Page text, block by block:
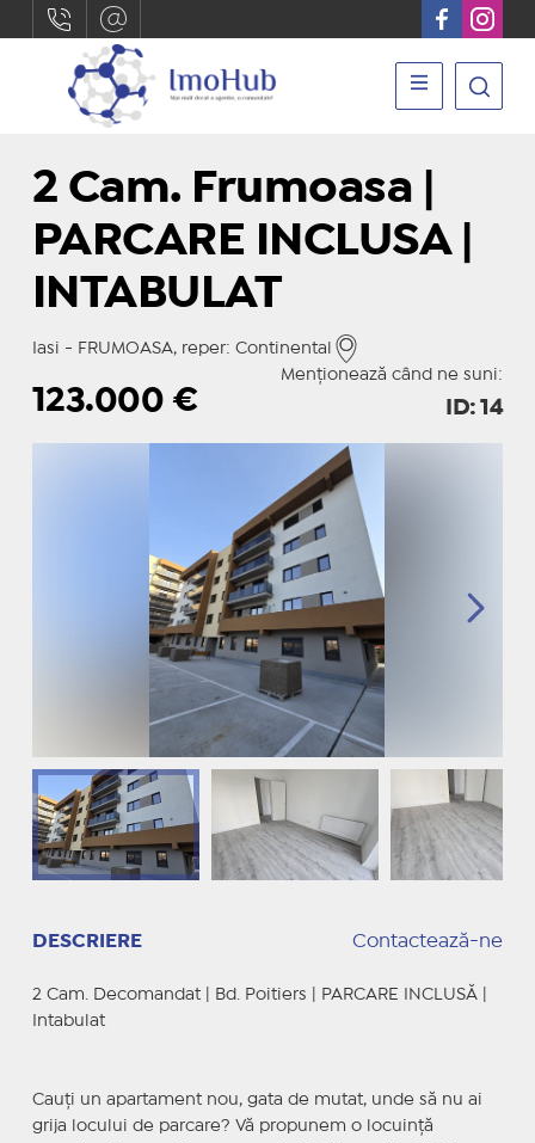
2 Cam. Frumoasa |
PARCARE INCLUSA |
INTABULAT
Iasi - FRUMOASA, reper: Continental
Menționează când ne suni:
123.000 € ID: 14
DESCRIERE Contactează-ne
2 Cam. Decomandat | Bd. Poitiers | PARCARE INCLUSĂ |
Intabulat
Cauți un apartament nou, gata de mutat, unde să nu ai
grija locului de parcare? Vă propunem o locuință